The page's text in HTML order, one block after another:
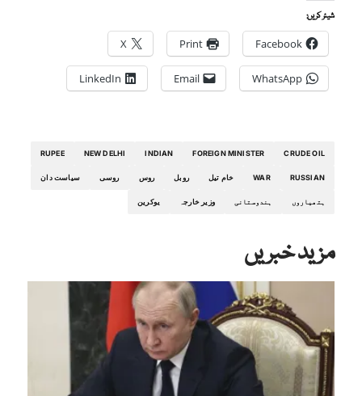
شیئر کریں:
Facebook
Print
X
WhatsApp
Email
LinkedIn
CRUDE OIL
FOREIGN MINISTER
INDIAN
NEW DELHI
RUPEE
RUSSIAN
WAR خام تیل روبل روس روسی سیاست دان
ہتھیاروں ہندوستانی وزیر خارجہ یوکرین
مزید خبریں